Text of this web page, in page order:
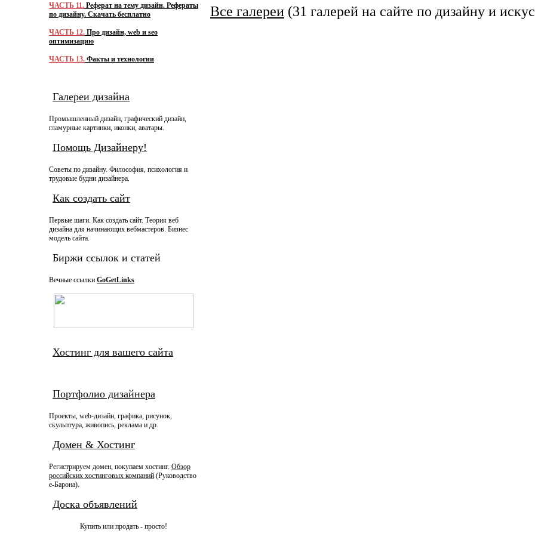
ЧАСТЬ 11. Реферат на тему дизайн. Рефераты
по дизайну. Скачать бесплатно
ЧАСТЬ 12. Про дизайн, web и seo
оптимизацию
ЧАСТЬ 13. Факты и технологии
Галереи дизайна
Промышленный дизайн, графический дизайн,
гламурные картинки, иконки, аватары.
Помощь Дизайнеру!
Советы по дизайну. Философия, психология и
трудовые будни дизайнера.
Как создать сайт
Первые шаги. Как создать сайт. Теория веб
дизайна для начинающих вебмастеров. Бизнес
модель сайта.
Биржи ссылок и статей
Вечные ссылки GoGetLinks
Хостинг для вашего сайта
Портфолио дизайнера
Проекты, web-дизайн, графика, рисунок,
скульптура, живопись, реклама и др.
Домен & Хостинг
Регистрируем домен, покупаем хостинг. Обзор
российских хостинговых компаний (Руководство
e-Барона).
Доска объявлений
Купить или продать - просто!
Все галереи (31 галерей на сайте по дизайну и